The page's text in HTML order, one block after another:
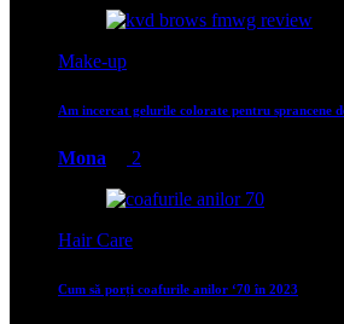
Make-up
Am incercat gelurile colorate pentru sprancene
Mona 2
Hair Care
Cum să porți coafurile anilor ‘70 în 2023